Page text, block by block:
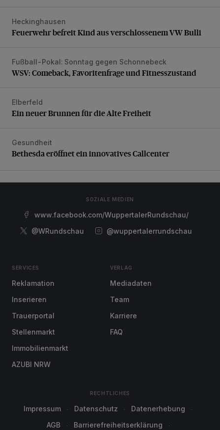
Feuerwehr befreit Kind aus verschlossenem VW Bulli
Heckinghausen
Feuerwehr befreit Kind aus verschlossenem VW Bulli
WSV: Comeback, Favoritenfrage und Fitnesszustand
Fußball-Pokal: Sonntag gegen Schonnebeck
WSV: Comeback, Favoritenfrage und Fitnesszustand
Ein neuer Brunnen für die Alte Freiheit
Elberfeld
Ein neuer Brunnen für die Alte Freiheit
Bethesda eröffnet ein innovatives Callcenter
Gesundheit
Bethesda eröffnet ein innovatives Callcenter
SOZIALE MEDIEN
www.facebook.com/WuppertalerRundschau/
@WRundschau
@wuppertalerrundschau
SERVICES
Reklamation
Inserieren
Trauerportal
Stellenmarkt
Immobilienmarkt
AZUBI NRW
VERLAG
Mediadaten
Team
Karriere
FAQ
RECHTLICHES
Impressum Datenschutz
Datenerhebung
AGB
Barrierefreiheitserklärung